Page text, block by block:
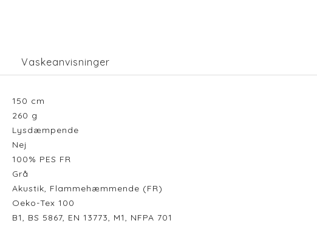
Vaskeanvisninger
150 cm
260 g
Lysdæmpende
Nej
100% PES FR
Grå
Akustik, Flammehæmmende (FR)
Oeko-Tex 100
B1, BS 5867, EN 13773, M1, NFPA 701